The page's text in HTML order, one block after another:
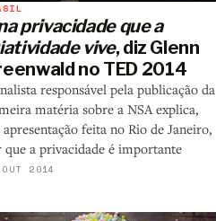
privacidade que a
vive, diz Glenn
no TED 2014
responsável pela publicação da
matéria sobre a NSA explica,
feita no Rio de Janeiro,
que a privacidade é importante
2014